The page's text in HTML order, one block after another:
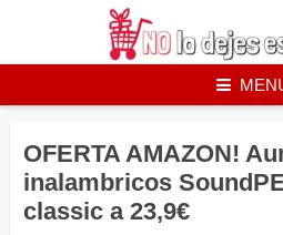
OFERTA AMAZON!
inalambricos
classic a 23,9€